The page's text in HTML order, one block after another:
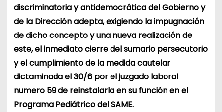
discriminatoria y antidemocrática del Gobierno y
de la Dirección adepta, exigiendo la impugnación
de dicho concepto y una nueva realización de
este, el inmediato cierre del sumario persecutorio
y el cumplimiento de la medida cautelar
dictaminada el 30/6 por el juzgado laboral
numero 59 de reinstalarla en su función en el
Programa Pediátrico del SAME.